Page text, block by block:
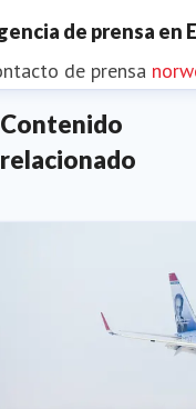
de prensa en
de prensa
Contenido
relacionado